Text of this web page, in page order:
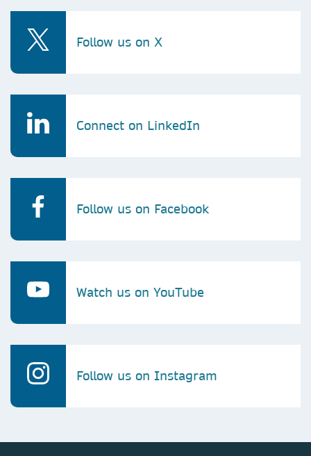
Follow us on X
Connect on LinkedIn
Follow us on Facebook
Watch us on YouTube
Follow us on Instagram